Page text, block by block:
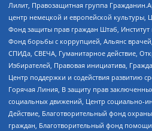
Лилит, Правозащитная группа
центр немецкой и европейской культуры,
Фонд защиты прав граждан Штаб,
Фонд борьбы с коррупцией, Альянс
СПИДа, СВЕЧА, Гуманитарное действие,
Избирателей, Правовая инициатива,
Центр поддержки и содействия развитию
Горячая Линия, В защиту прав
социальных движений, Центр социально-
Действие, Благотворительный фонд
граждан, Благотворительный фонд